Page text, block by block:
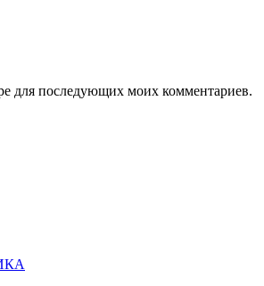
для последующих моих комментариев.